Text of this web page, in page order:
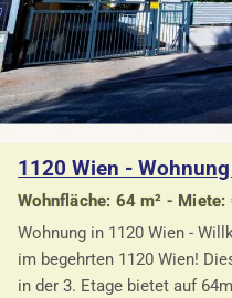
1120 Wien -
Wohnfläche: 64 m² -
Wohnung in 1120 Wien -
im begehrten 1120 Wien!
in der 3. Etage bietet auf